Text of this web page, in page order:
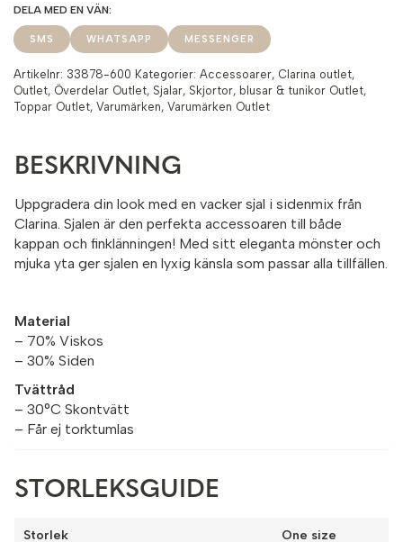
SMS WHATSAPP MESSENGER
Artikelnr: 33878-600 Kategorier: Accessoarer, Clarina outlet,
Outlet, Överdelar Outlet, Sjalar, Skjortor, blusar & tunikor Outlet,
Toppar Outlet, Varumärken, Varumärken Outlet
BESKRIVNING
Uppgradera din look med en vacker sjal i sidenmix från
Clarina. Sjalen är den perfekta accessoaren till både
kappan och finklänningen! Med sitt eleganta mönster och
mjuka yta ger sjalen en lyxig känsla som passar alla tillfällen.
Material
– 70% Viskos
– 30% Siden
Tvättråd
– 30°C Skontvätt
– Får ej torktumlas
STORLEKSGUIDE
Storlek One size